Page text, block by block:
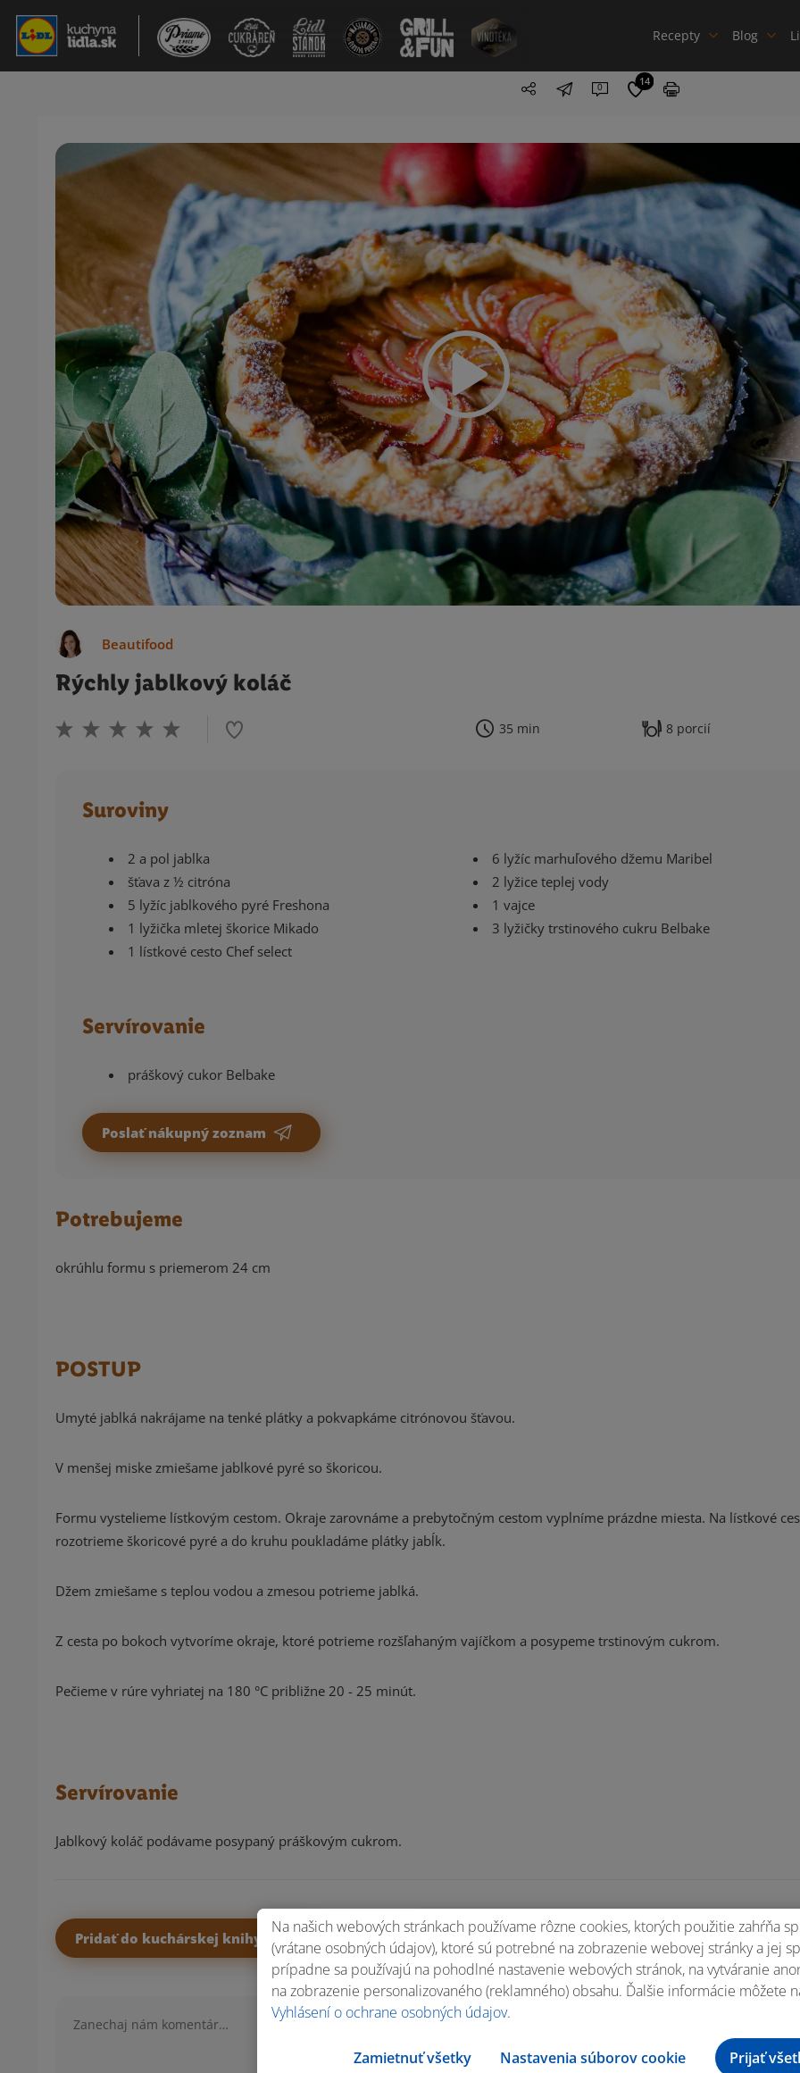
Recepty Blog
0 14
Beautifood
Rýchly jablkový koláč
35 min 8 porcií
Suroviny
2 a pol jablka
šťava z ½ citróna
5 lyžíc jablkového pyré Freshona
1 lyžička mletej škorice Mikado
1 lístkové cesto Chef select
6 lyžíc marhuľového džemu Maribel
2 lyžice teplej vody
1 vajce
3 lyžičky trstinového cukru Belbake
Servírovanie
práškový cukor Belbake
Poslať nákupný zoznam
Potrebujeme
okrúhlu formu s priemerom 24 cm
POSTUP
Umyté jablká nakrájame na tenké plátky a pokvapkáme citrónovou šťavou.
V menšej miske zmiešame jablkové pyré so škoricou.
Formu vystelieme lístkovým cestom. Okraje zarovnáme a prebytočným cestom vyplníme prázdne miesta. Na lístkové
rozotrieme škoricové pyré a do kruhu poukladáme plátky jabĺk.
Džem zmiešame s teplou vodou a zmesou potrieme jablká.
Z cesta po bokoch vytvoríme okraje, ktoré potrieme rozšľahaným vajíčkom a posypeme trstinovým cukrom.
Pečieme v rúre vyhriatej na 180 °C približne 20 - 25 minút.
Servírovanie
Jablkový koláč podávame posypaný práškovým cukrom.
Pridať do kuchárskej knihy Ohodnotiť recept
Na našich webových stránkach používame rôzne cookies, ktorých použitie zahŕňa
(vrátane osobných údajov), ktoré sú potrebné na zobrazenie webovej stránky a jej
prípadne sa používajú na pohodlné nastavenie webových stránok, na vytváranie
na zobrazenie personalizovaného (reklamného) obsahu. Ďalšie informácie môžete
Vyhlásení o ochrane osobných údajov.
Zamietnuť všetky Nastavenia súborov cookie Prijať